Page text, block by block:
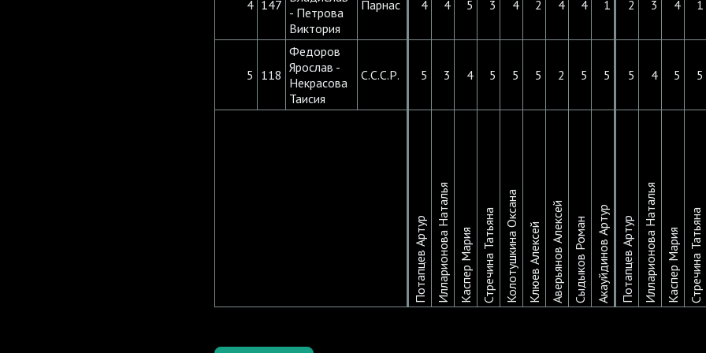
4 147 - Петрова
Виктория
Парнас 4 4 5 3 4 2 4 4 1 2 3 4 1
5 118
Федоров
Ярослав -
Некрасова
Таисия
С.С.С.Р. 5 3 4 5 5 5 2 5 5 5 4 5 5
Потапцев АртурИлларионова НатальяКаспер МарияСтречина ТатьянаКолотушкина ОксанаКлюев АлексейАверьянов АлексейСыдыков РоманАкауйдинов АртурПотапцев АртурИлларионова НатальяКаспер МарияСтречина Татьяна